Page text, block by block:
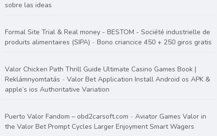
sobre las ideas
Formal Site Trial & Real money - BESTOM - Société industrielle de
produits alimentaires (SIPA) -Bono criancice 450 + 250 giros gratis
Valor Chicken Path Thrill Guide Ultimate Casino Games Book |
Reklámnyomtatás -Valor Bet Application Install Android os APK &
apple’s ios Authoritative Variation
Puerto Valor Fandom – obd2carsoft.com -Aviator Games Valor in
the Valor Bet Prompt Cycles Larger Enjoyment Smart Wagers